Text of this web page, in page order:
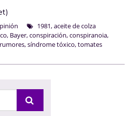
1981,aceite de colza
, Bayer,conspiración,conspiranoia,
rumores,síndrome tóxico,tomates